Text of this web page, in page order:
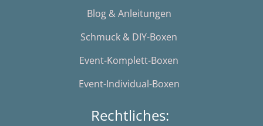
Blog & Anleitungen
Schmuck & DIY-Boxen
Event-Komplett-Boxen
Event-Individual-Boxen
Rechtliches: